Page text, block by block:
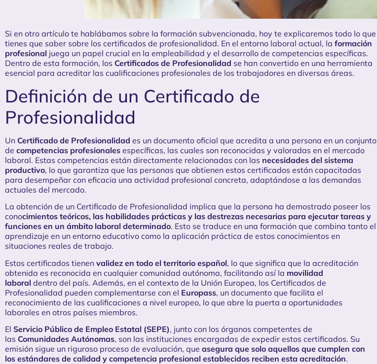
Si en otro artículo te hablábamos sobre la formación subvencionada, hoy te explicaremos todo lo que
tienes que saber sobre los certificados de profesionalidad. En el entorno laboral actual, la formación
profesional juega un papel crucial en la empleabilidad y el desarrollo de competencias específicas.
Dentro de esta formación, los Certificados de Profesionalidad se han convertido en una herramienta
esencial para acreditar las cualificaciones profesionales de los trabajadores en diversas áreas.
Definición de un Certificado de
Profesionalidad
Un Certificado de Profesionalidad es un documento oficial que acredita a una persona en un conjunto
de competencias profesionales específicas, las cuales son reconocidas y valoradas en el mercado
laboral. Estas competencias están directamente relacionadas con las necesidades del sistema
productivo, lo que garantiza que las personas que obtienen estos certificados están capacitadas
para desempeñar con eficacia una actividad profesional concreta, adaptándose a las demandas
actuales del mercado.
La obtención de un Certificado de Profesionalidad implica que la persona ha demostrado poseer los
conocimientos teóricos, las habilidades prácticas y las destrezas necesarias para ejecutar tareas y
funciones en un ámbito laboral determinado. Esto se traduce en una formación que combina tanto el
aprendizaje en un entorno educativo como la aplicación práctica de estos conocimientos en
situaciones reales de trabajo.
Estos certificados tienen validez en todo el territorio español, lo que significa que la acreditación
obtenida es reconocida en cualquier comunidad autónoma, facilitando así la movilidad
laboral dentro del país. Además, en el contexto de la Unión Europea, los Certificados de
Profesionalidad pueden complementarse con el Europass, un documento que facilita el
reconocimiento de las cualificaciones a nivel europeo, lo que abre la puerta a oportunidades
laborales en otros países miembros.
El Servicio Público de Empleo Estatal (SEPE), junto con los órganos competentes de
las Comunidades Autónomas, son las instituciones encargadas de expedir estos certificados. Su
emisión sigue un riguroso proceso de evaluación, que asegura que solo aquellos que cumplen con
los estándares de calidad y competencia profesional establecidos reciben esta acreditación.